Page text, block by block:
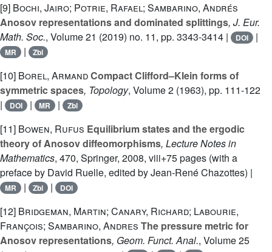
[9] Bochi, Jairo; Potrie, Rafael; Sambarino, Andrés
Anosov representations and dominated splittings, J. Eur.
Math. Soc., Volume 21 (2019) no. 11, pp. 3343-3414 | DOI |
MR | Zbl
[10] Borel, ArmandCompact Clifford–Klein forms of
symmetric spaces, Topology, Volume 2 (1963), pp. 111-122
|
DOI | MR | Zbl
[11] Bowen, Rufus Equilibrium states and the ergodic
theory of Anosov diffeomorphisms, Lecture Notes in
Mathematics, 470, Springer, 2008, viii+75 pages (with a
preface by David Ruelle, edited by Jean-René Chazottes) |
MR | Zbl | DOI
[12] Bridgeman, Martin; Canary, Richard; Labourie,
François; Sambarino, Andres The pressure metric for
Anosov representations, Geom. Funct. Anal., Volume 25